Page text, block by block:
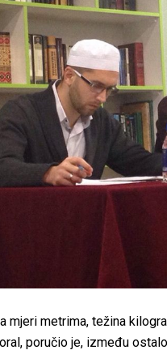
mjeri metrima, težina
poručio je, između